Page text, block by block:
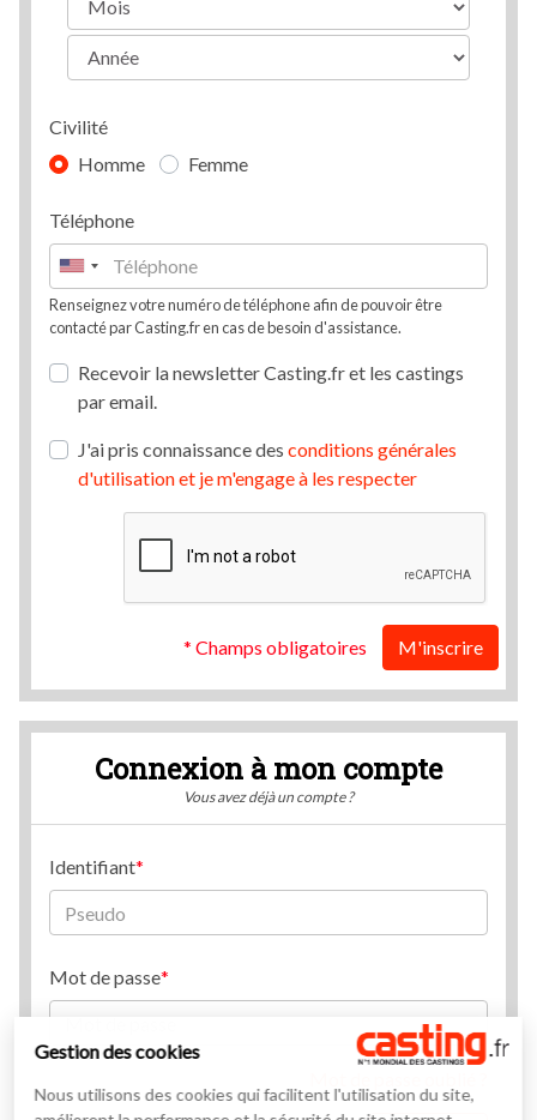
Civilité
Homme
Femme
Téléphone
Renseignez votre numéro de téléphone afin de pouvoir être
contacté par Casting.fr en cas de besoin d'assistance.
Recevoir la newsletter Casting.fr et les castings
par email.
J'ai pris connaissance des conditions générales
d'utilisation et je m'engage à les respecter
* Champs obligatoires M'inscrire
Connexion à mon compte
Vous avez déjà un compte ?
Identifiant
Mot de passe
Gestion des cookies
Nous utilisons des cookies qui facilitent l'utilisation du site,